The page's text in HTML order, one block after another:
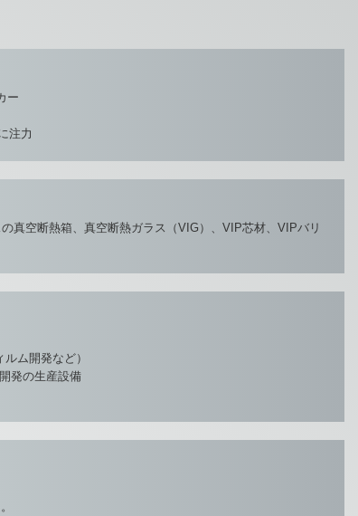
ー
注力
真空断熱箱、真空断熱ガラス（VIG）、VIP芯材、VIPバリ
ム開発など）
発の生産設備